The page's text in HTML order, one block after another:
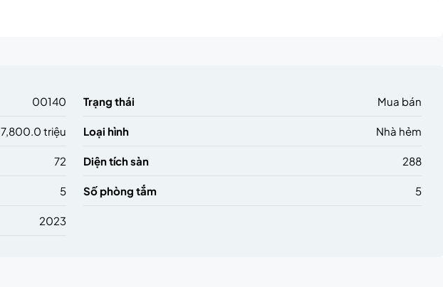
00140 Trạng thái Mua bán
7,800.0 triệu Loại hình Nhà hẻm
72 Diện tích sàn 288
5 Số phòng tắm 5
2023